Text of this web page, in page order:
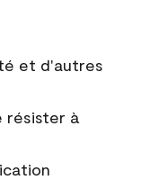
et d'autres
résister à